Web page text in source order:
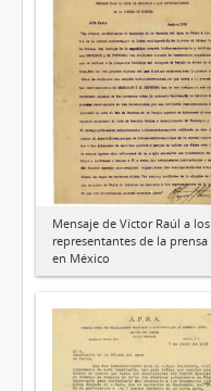
Mensaje de Víctor Raúl a los
representantes de la prensa
en México